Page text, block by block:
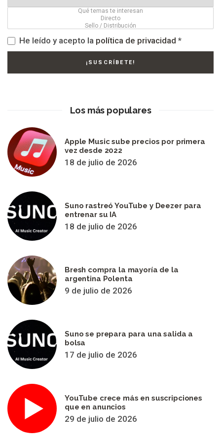
He leído y acepto la política de privacidad *
Los más populares
Apple Music sube precios por primera
vez desde 2022
18 de julio de 2026
Suno rastreó YouTube y Deezer para
entrenar su IA
18 de julio de 2026
Bresh compra la mayoría de la
argentina Polenta
9 de julio de 2026
Suno se prepara para una salida a
bolsa
17 de julio de 2026
YouTube crece más en suscripciones
que en anuncios
29 de julio de 2026